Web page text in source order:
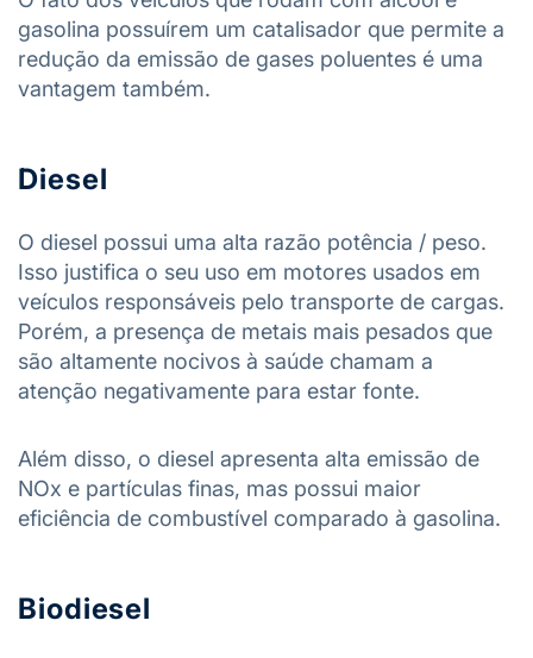
gasolina possuírem um catalisador que permite a
redução da emissão de gases poluentes é uma
vantagem também.
Diesel
O diesel possui uma alta razão potência / peso.
Isso justifica o seu uso em motores usados em
veículos responsáveis pelo transporte de cargas.
Porém, a presença de metais mais pesados que
são altamente nocivos à saúde chamam a
atenção negativamente para estar fonte.
Além disso, o diesel apresenta alta emissão de
NOx e partículas finas, mas possui maior
eficiência de combustível comparado à gasolina.
Biodiesel